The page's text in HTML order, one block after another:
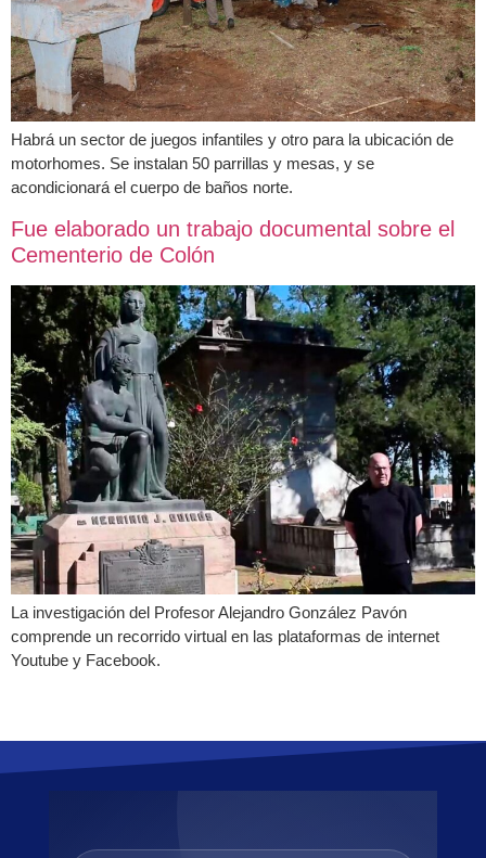
Habrá un sector de juegos infantiles y otro para la ubicación de
motorhomes. Se instalan 50 parrillas y mesas, y se
acondicionará el cuerpo de baños norte.
Fue elaborado un trabajo documental sobre el
Cementerio de Colón
La investigación del Profesor Alejandro González Pavón
comprende un recorrido virtual en las plataformas de internet
Youtube y Facebook.